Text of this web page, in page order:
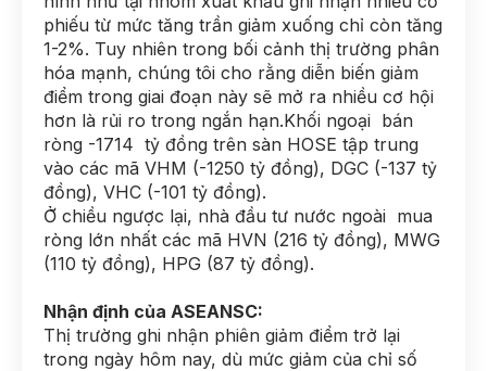
phiếu từ mức tăng trần giảm xuống chỉ còn tăng
1-2%. Tuy nhiên trong bối cảnh thị trường phân
hóa mạnh, chúng tôi cho rằng diễn biến giảm
điểm trong giai đoạn này sẽ mở ra nhiều cơ hội
hơn là rủi ro trong ngắn hạn.Khối ngoại bán
ròng -1714 tỷ đồng trên sàn HOSE tập trung
vào các mã VHM (-1250 tỷ đồng), DGC (-137 tỷ
đồng), VHC (-101 tỷ đồng).
Ở chiều ngược lại, nhà đầu tư nước ngoài mua
ròng lớn nhất các mã HVN (216 tỷ đồng), MWG
(110 tỷ đồng), HPG (87 tỷ đồng).
Nhận định của ASEANSC:
Thị trường ghi nhận phiên giảm điểm trở lại
trong ngày hôm nay, dù mức giảm của chỉ số